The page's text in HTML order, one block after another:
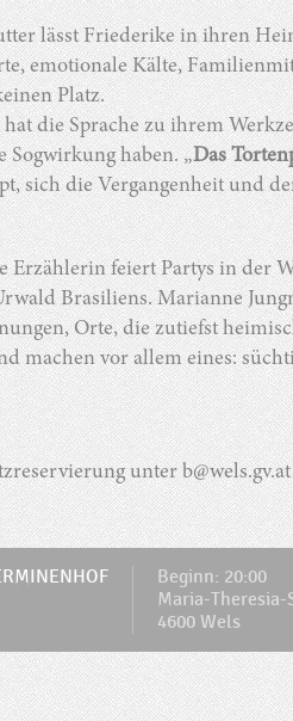
lässt Friederike in ihren
emotionale Kälte,
Platz.
die Sprache zu ihrem
Sogwirkung haben. „Das
sich die Vergangenheit und
Erzählerin feiert Partys in der
Brasiliens. Marianne
Orte, die zutiefst
machen vor allem eines:
unter
Beginn: 20:00
Maria-
4600 Wels